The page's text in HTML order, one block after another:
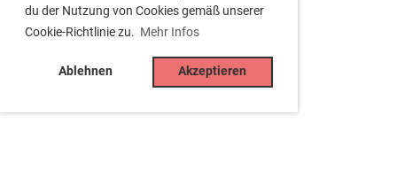
du der Nutzung von Cookies gemäß unserer
Cookie-Richtlinie zu. Mehr Infos
Ablehnen Akzeptieren